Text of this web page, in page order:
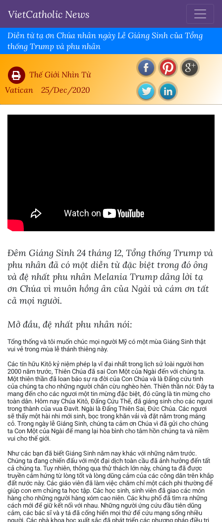
VietCatholic News
Diễn từ tạ ơn Chúa nhân ngày Lễ Giáng Sinh của Tổng
thống Trump và phu nhân
Thế Giới Nhìn Từ
Vatican
25/Dec/2020
Đêm Giáng Sinh 24 tháng 12, Tổng thống Trump và
phu nhân đã có một diễn từ đặc biệt trong đó ông
và đệ nhất phu nhân Melania Trump dâng lời tạ
ơn Chúa vì muôn hồng ân của Ngài và cám ơn tất
cả mọi người.
Mở đầu, đệ nhất phu nhân nói:
Tổng thống và tôi muốn chúc mọi người Mỹ có một mùa Giáng Sinh thật
vui vẻ trong mùa lễ thánh thiêng này.
Các tín hữu Kitô kỷ niệm phép lạ vĩ đại nhất trong lịch sử loài người hơn
2000 năm trước, Thiên Chúa đã sai Con Một của Ngài đến với chúng ta.
Một thiên thần đã loan báo sự ra đời của Con Chúa và là Đấng cứu tinh
của chúng ta cho những người chăn cừu nghèo hèn. Thiên thần nói: Đây ta
mang đến cho các ngươi một tin mừng đặc biệt, đó cũng là tin mừng cho
toàn dân. Hôm nay Chúa Kitô, Ðấng Cứu Thế, đã giáng sinh cho các ngươi
trong thành của vua Ðavít. Ngài là Đấng Thiên Sai, Đức Chúa. Các ngươi
sẽ thấy một hài nhi mới sinh, bọc trong khăn vải và đặt nằm trong máng
cỏ. Trong ngày lễ Giáng Sinh, chúng ta cảm ơn Chúa vì đã gửi cho chúng
ta Con Một của Ngài để mang lại hòa bình cho tâm hồn chúng ta và niềm
vui cho thế giới.
Như các bạn đã biết Giáng Sinh năm nay khác với những năm trước.
Chúng ta đang chiến đấu với một đại dịch toàn cầu đã ảnh hưởng đến tất
cả chúng ta. Tuy nhiên, thông qua thử thách lớn này, chúng ta đã được
truyền cảm hứng từ lòng tốt và lòng dũng cảm của các công dân trên khắp
đất nước này. Các giáo viên đã làm việc chăm chỉ một cách phi thường để
giúp con em chúng ta học tập. Các học sinh, sinh viên đã giao các món
hàng cho những người hàng xóm cao niên. Các khu phố đã tìm ra những
cách mới để giữ kết nối với nhau. Những người ứng cứu đầu tiên dũng
cảm, các bác sĩ và y tá đã cống hiến mọi thứ để cứu mạng sống nhiều
người. Các nhà khoa học xuất sắc đã phát triển các phương pháp điều trị